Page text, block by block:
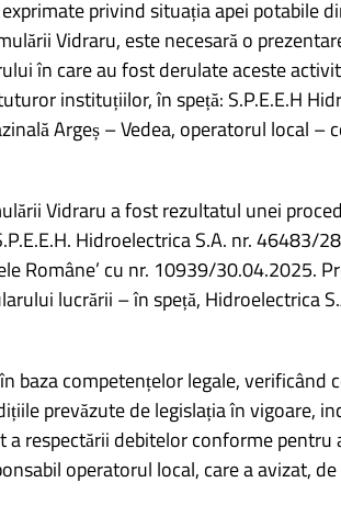
privind situația apei potabile
Vidraru, este necesară o
în care au fost derulate aceste
instituțiilor, în speță: S.P.E.E.H
Argeș – Vedea, operatorul local –
Vidraru a fost rezultatul unei
Hidroelectrica S.A. nr. 46483/
Române’ cu nr. 10939/30.04.2025.
lucrării – în speță, Hidroelectrica
baza competențelor legale, verificând
prevăzute de legislația în vigoare,
a respectării debitelor conforme pentru
operatorul local, care a avizat,